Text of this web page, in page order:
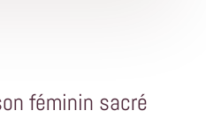
féminin sacré